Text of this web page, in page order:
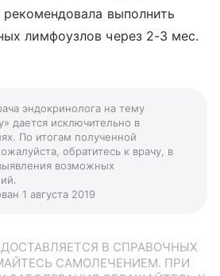
выполнить
лимфоузлов через 2-3 мес.
эндокринолога на тему
дается исключительно в
По итогам полученной
обратитесь к врачу, в
возможных
1 августа 2019
В СПРАВОЧНЫХ
САМОЛЕЧЕНИЕМ. ПРИ